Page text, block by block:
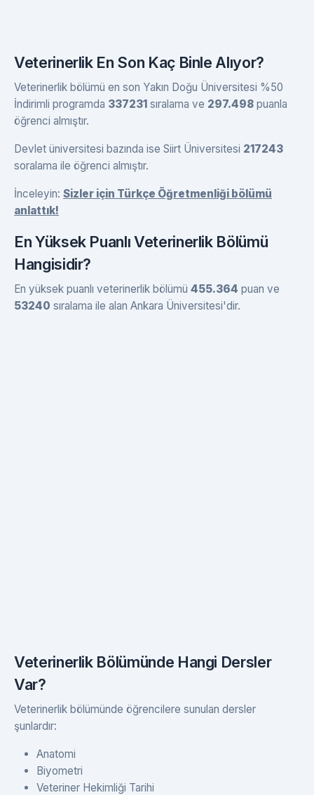
Veterinerlik En Son Kaç Binle Alıyor?
Veterinerlik bölümü en son Yakın Doğu Üniversitesi %50
İndirimli programda 337231 sıralama ve 297.498 puanla
öğrenci almıştır.
Devlet üniversitesi bazında ise Siirt Üniversitesi 217243
soralama ile öğrenci almıştır.
İnceleyin: Sizler için Türkçe Öğretmenliği bölümü
anlattık!
En Yüksek Puanlı Veterinerlik Bölümü
Hangisidir?
En yüksek puanlı veterinerlik bölümü 455.364 puan ve
53240 sıralama ile alan Ankara Üniversitesi'dir.
Veterinerlik Bölümünde Hangi Dersler
Var?
Veterinerlik bölümünde öğrencilere sunulan dersler
şunlardır:
Anatomi
Biyometri
Veteriner Hekimliği Tarihi